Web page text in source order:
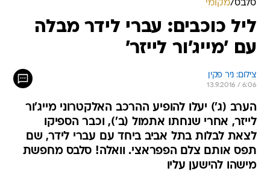
עם 'מייג'ור לייזר'
צילום: ניר פקין
13.9.2016 / 6:06
הערב (ג') יעלו להופיע ההרכב האלקטרוני מייג'ור
לצאת לבלות בתל אביב ביחד עם עברי לידר, שם
תפס אותם צלם הפפראצי. וואלה! סלבס מחפשת
מישהו להישען עליו